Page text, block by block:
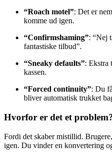
“Roach motel”: Det er
komme ud igen.
“Confirmshaming”: “Nej
fantastiske tilbud”.
“Sneaky defaults”: Ekstra
kassen.
“Forced continuity”: Du
bliver automatisk trukket
Hvorfor er det et
Fordi det skaber mistillid.
igen. Du vinder en konvertering